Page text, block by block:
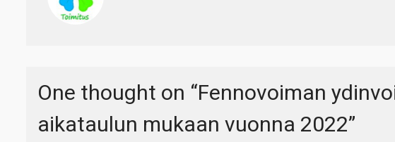
One thought on “Fennovoiman
aikataulun mukaan vuonna 2022”